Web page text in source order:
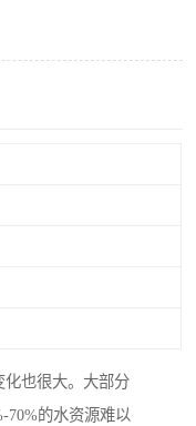
化也很大。大部分
70%的水资源难以